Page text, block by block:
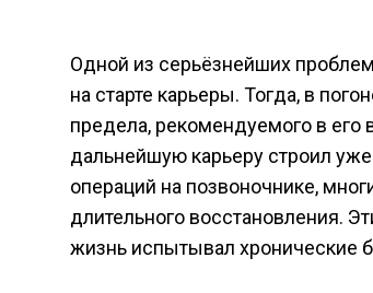
Одной из серьёзнейших
на старте карьеры. Тогда, в
предела, рекомендуемого в его
дальнейшую карьеру строил
операций на позвоночнике,
длительного восстановления.
жизнь испытывал хронические